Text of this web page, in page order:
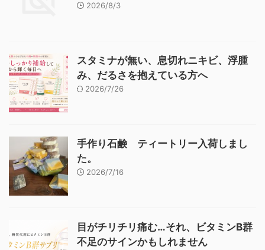
2026/8/3
スタミナが無い、息切れニキビ、浮腫
み、だるさを抱えている方へ
2026/7/26
手作り石鹸 ティートリー入荷しまし
た。
2026/7/16
目がチリチリ痛む…それ、ビタミンB群
不足のサインかもしれません